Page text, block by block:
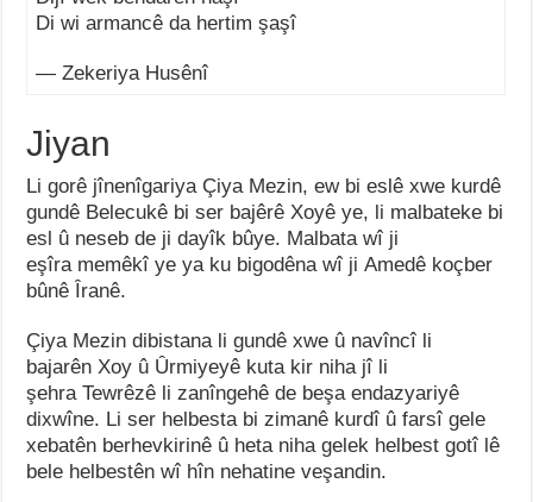
Di wi armancê da hertim şaşî
— Zekeriya Husênî
Jiyan
Li gorê jînenîgariya Çiya Mezin, ew bi eslê xwe kurdê
gundê Belecukê bi ser bajêrê Xoyê ye, li malbateke bi
esl û neseb de ji dayîk bûye. Malbata wî ji
eşîra memêkî ye ya ku bigodêna wî ji Amedê koçber
bûnê Îranê.
Çiya Mezin dibistana li gundê xwe û navîncî li
bajarên Xoy û Ûrmiyeyê kuta kir niha jî li
şehra Tewrêzê li zanîngehê de beşa endazyariyê
dixwîne. Li ser helbesta bi zimanê kurdî û farsî gele
xebatên berhevkirinê û heta niha gelek helbest gotî lê
bele helbestên wî hîn nehatine veşandin.